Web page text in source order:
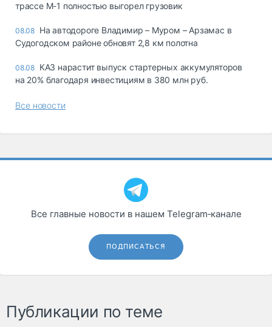
трассе М-1 полностью выгорел грузовик
08.08 На автодороге Владимир – Муром – Арзамас в
Судогодском районе обновят 2,8 км полотна
08.08 КАЗ нарастит выпуск стартерных аккумуляторов
на 20% благодаря инвестициям в 380 млн руб.
Все новости
Все главные новости в нашем Telegram‑канале
ПОДПИСАТЬСЯ
Публикации по теме